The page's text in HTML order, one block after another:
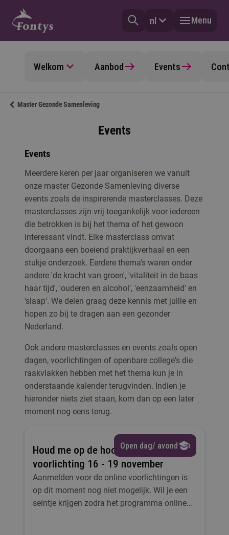
nl Menu
Welkom Aanbod Events
Master Gezonde Samenleving
Events
Events
Meerdere keren per jaar organiseren we vanuit
onze master Gezonde Samenleving diverse
events zoals de inspirerende masterclasses. Deze
masterclasses zijn vrij toegankelijk voor iedereen
die betrokken is bij het thema of het gewoon
interessant vindt. Elke masterclass omvat
doorgaans een boeiend praktijkverhaal en een
stukje onderzoek. Eerdere thema's waren onder
andere 'de kracht van groen', 'vitaliteit in de baas
haar tijd', 'ouderen en alcohol', 'eenzaamheid' en
'slaap'. We delen graag deze kennis met jullie en
hopen zo bij te dragen aan een gezonder
Nederland.
Ook andere masterclasses en events zoals open
dagen, voorlichtingen of openbare college's die
raakvlakken hebben met het thema kun je in
onderstaande kalender terugvinden. Indien je
hieronder niets ziet staan, kom dan op een later
moment nog eens terug.
Open dag/ avond
Houd me op de hoogte: online
voorlichting 16 - 19 november
Aanmelden voor de online voorlichtingen is
op dit moment nog niet mogelijk. Wil je een
seintje krijgen zodra het programma online